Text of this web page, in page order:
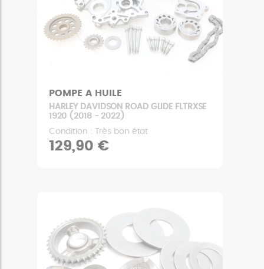
POMPE A HUILE
HARLEY DAVIDSON ROAD GLIDE FLTRXSE
1920 (2018 - 2022)
Condition : Très bon état
129,90 €